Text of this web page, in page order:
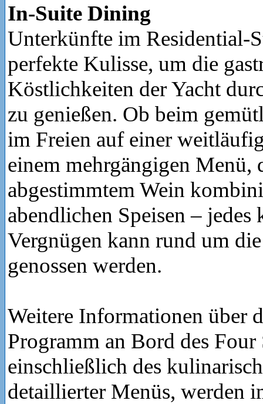
In-Suite Dining
Unterkünfte im Residential-
perfekte Kulisse, um die
Köstlichkeiten der Yacht
zu genießen. Ob beim
im Freien auf einer
einem mehrgängigen Menü,
abgestimmtem Wein
abendlichen Speisen – jedes
Vergnügen kann rund um
genossen werden.
Weitere Informationen über
Programm an Bord des Four
einschließlich des
detaillierter Menüs, werden